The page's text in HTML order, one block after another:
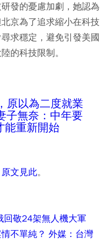
發的憂慮加劇，她認為
京為了追求縮小在科技
求穩定，避免引發美國
的科技限制。
原以為二度就業
子無奈：中年要
能重新開始
原文見此。
回敬24架無人機大軍
不單純？ 外媒：台灣